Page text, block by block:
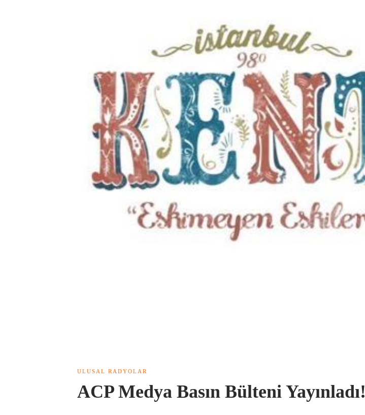
ULUSAL RADYOLAR
ACP Medya Basın Bülteni Yayınladı!